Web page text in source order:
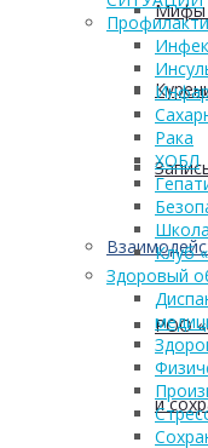
Мифы
РОО
и
Рака
ХОБЛ
Клуб
Здоровый